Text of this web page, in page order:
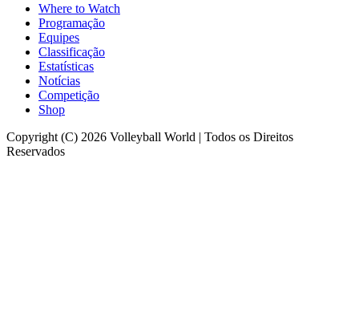
Where to Watch
Programação
Equipes
Classificação
Estatísticas
Notícias
Competição
Shop
Copyright (C) 2026 Volleyball World | Todos os Direitos
Reservados